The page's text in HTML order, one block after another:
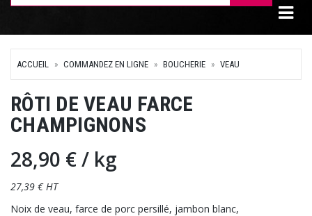
ACCUEIL COMMANDEZ EN LIGNE BOUCHERIE VEAU
RÔTI DE VEAU FARCE
CHAMPIGNONS
28,90 €/ kg
27,39 € HT
Noix de veau, farce de porc persillé, jambon blanc,